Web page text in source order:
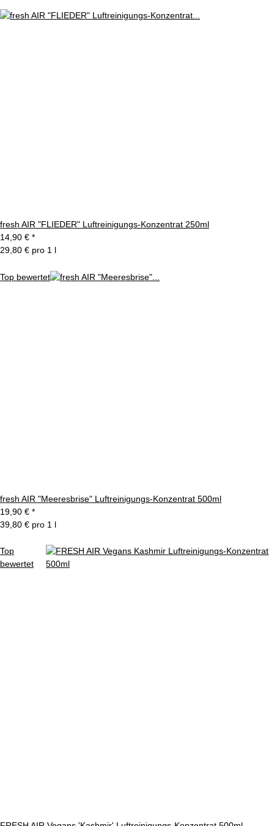
fresh AIR "FLIEDER" Luftreinigungs-Konzentrat 250ml
14,90 € *
29,80 € pro 1 l
Top bewertet
fresh AIR "Meeresbrise" Luftreinigungs-Konzentrat 500ml
19,90 € *
39,80 € pro 1 l
Top
bewertet